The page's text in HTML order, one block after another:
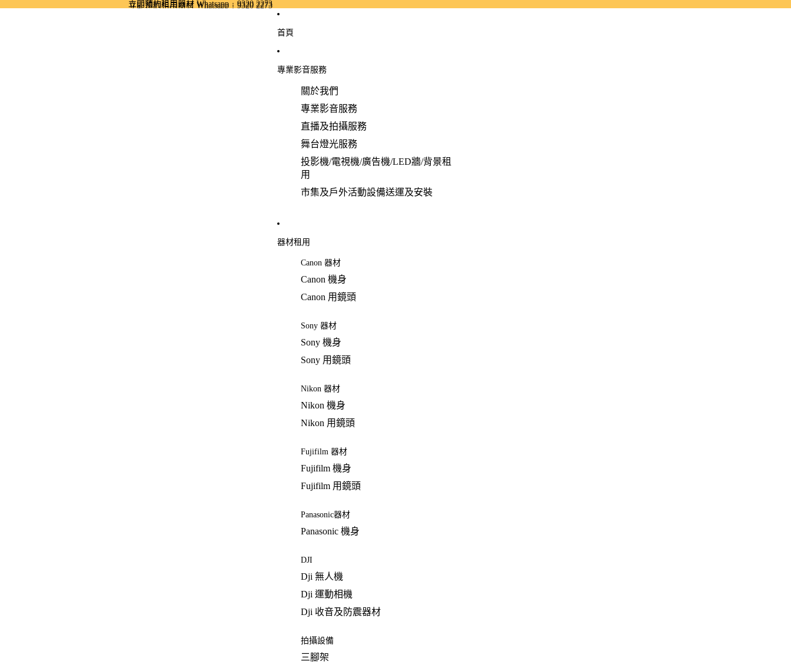
立即預約租用器材 Whatsapp﹕9320 2273
立即預約租用器材 Whatsapp﹕9320 2273
首頁
專業影音服務
關於我們
專業影音服務
直播及拍攝服務
舞台燈光服務
投影機/電視機/廣告機/LED牆/背景租
用
市集及戶外活動設備送運及安裝
器材租用
Canon 器材
Canon 機身
Canon 用鏡頭
Sony 器材
Sony 機身
Sony 用鏡頭
Nikon 器材
Nikon 機身
Nikon 用鏡頭
Fujifilm 器材
Fujifilm 機身
Fujifilm 用鏡頭
Panasonic器材
Panasonic 機身
DJI
Dji 無人機
Dji 運動相機
Dji 收音及防震器材
拍攝設備
三腳架